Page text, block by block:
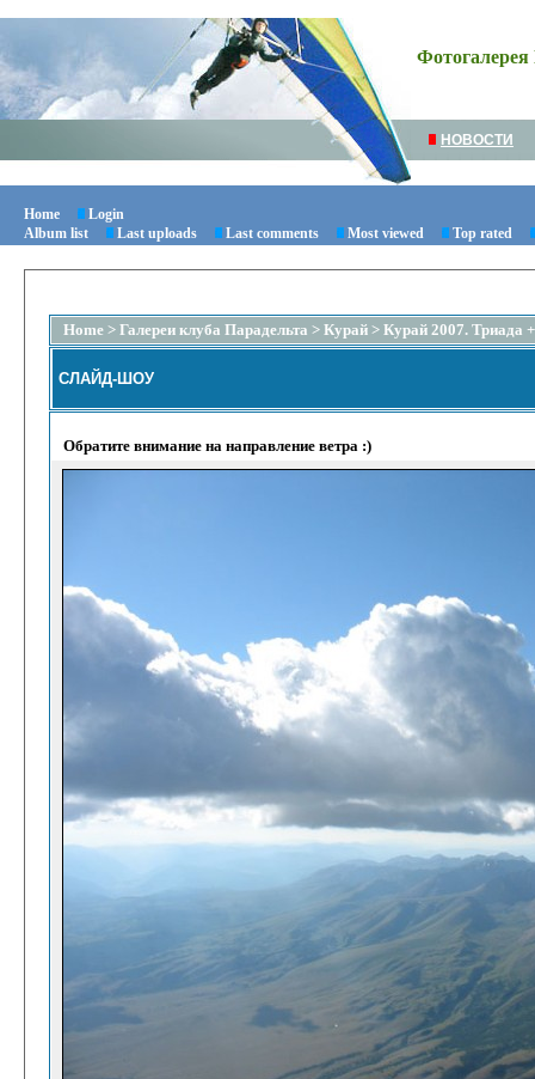
Фотогалерея
НОВОСТИ
Home
Login
Album list
Last uploads Last comments Most viewed Top rated
Home > Галереи клуба Парадельта > Курай > Курай 2007. Триада
СЛАЙД-ШОУ
Обратите внимание на направление ветра :)